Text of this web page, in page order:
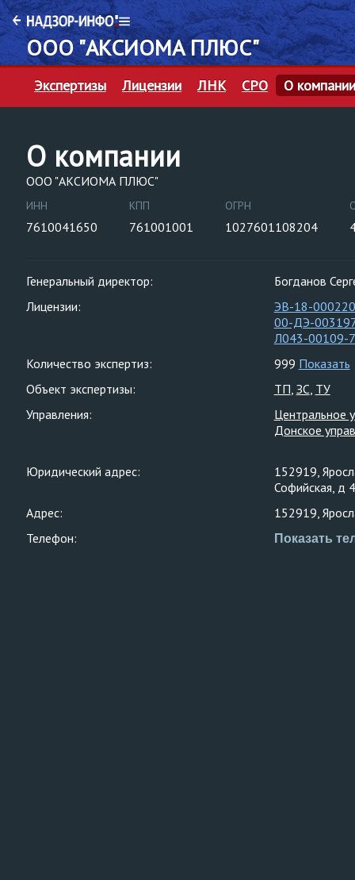
ООО "АКСИОМА ПЛЮС"
Экспертизы Лицензии ЛНК СРО О компании
О компании
ООО "АКСИОМА ПЛЮС"
ИНН
7610041650
КПП
761001001
ОГРН
1027601108204
Генеральный директор:
Богданов
Лицензии:
ЭВ-18-000220
00-ДЭ-
Л043-00109-
Количество экспертиз:
999 Показать
Объект экспертизы:
ТП ЗС ТУ
Управления:
Центральное
Донское
Юридический адрес:
152919,
Софийская, д
Адрес:
152919,
Телефон:
Показать